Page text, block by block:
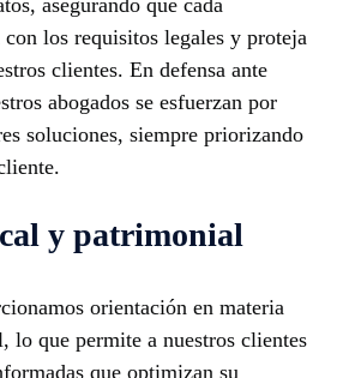
asegurando que cada
los requisitos legales y proteja
clientes. En defensa ante
abogados se esfuerzan por
soluciones, siempre priorizando
y patrimonial
orientación en materia
lo que permite a nuestros clientes
que optimizan su